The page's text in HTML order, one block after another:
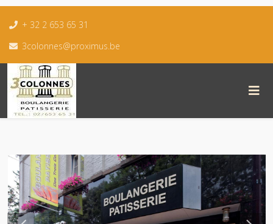
+ 32 2 653 65 31
3colonnes@proximus.be